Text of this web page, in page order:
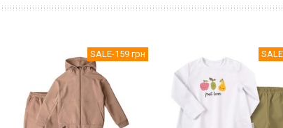
SALE-159 грн SALE